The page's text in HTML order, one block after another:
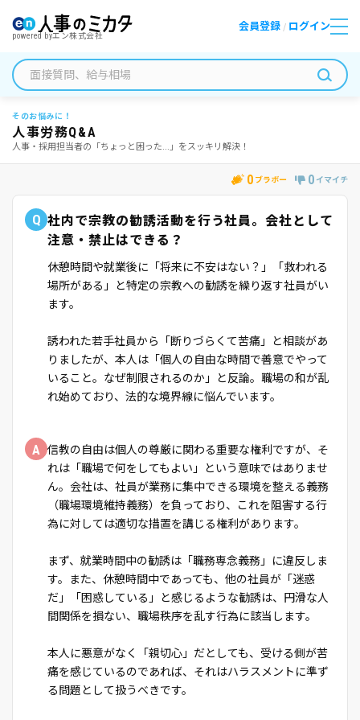
powered byエン株式会社
会員登録 / ログイン
そのお悩みに！
人事労務Q&A
人事・採用担当者の「ちょっと困った...」をスッキリ解決！
0 ブラボー 0 イマイチ
Q 社内で宗教の勧誘活動を行う社員。会社として
注意・禁止はできる？
休憩時間や就業後に「将来に不安はない？」「救われる
場所がある」と特定の宗教への勧誘を繰り返す社員がい
ます。
誘われた若手社員から「断りづらくて苦痛」と相談があ
りましたが、本人は「個人の自由な時間で善意でやって
いること。なぜ制限されるのか」と反論。職場の和が乱
れ始めており、法的な境界線に悩んでいます。
A
信教の自由は個人の尊厳に関わる重要な権利ですが、そ
れは「職場で何をしてもよい」という意味ではありませ
ん。会社は、社員が業務に集中できる環境を整える義務
（職場環境維持義務）を負っており、これを阻害する行
為に対しては適切な措置を講じる権利があります。
まず、就業時間中の勧誘は「職務専念義務」に違反しま
す。また、休憩時間中であっても、他の社員が「迷惑
だ」「困惑している」と感じるような勧誘は、円滑な人
間関係を損ない、職場秩序を乱す行為に該当します。
本人に悪意がなく「親切心」だとしても、受ける側が苦
痛を感じているのであれば、それはハラスメントに準ず
る問題として扱うべきです。